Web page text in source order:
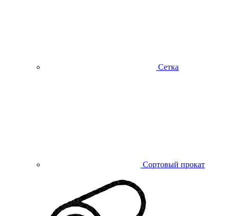
Сетка
Сортовый прокат